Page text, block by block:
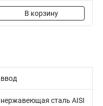
В корзину
ввод
нержавеющая сталь AISI